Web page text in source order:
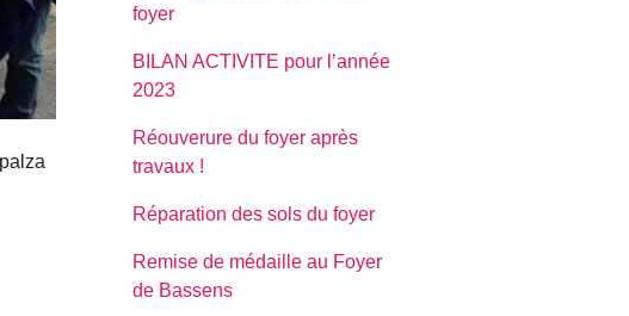
foyer
BILAN ACTIVITE pour l’année
2023
Réouverure du foyer après
travaux !
Réparation des sols du foyer
Remise de médaille au Foyer
de Bassens